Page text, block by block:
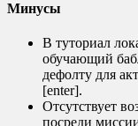
Минусы
В туториал
обучающий
дефолту для
[enter].
Отсутствует
посреди